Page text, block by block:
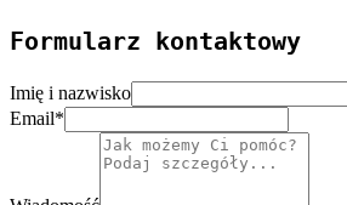
Formularz kontaktowy
Imię i nazwisko
Email*